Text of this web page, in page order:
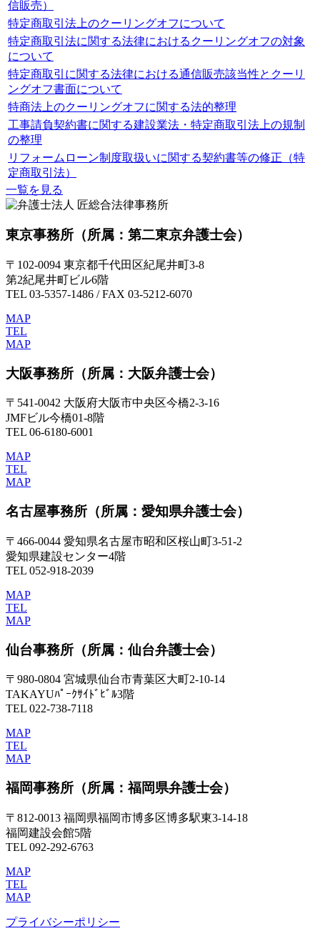
信販売）
特定商取引法上のクーリングオフについて
特定商取引法に関する法律におけるクーリングオフの対象
について
特定商取引に関する法律における通信販売該当性とクーリ
ングオフ書面について
特商法上のクーリングオフに関する法的整理
工事請負契約書に関する建設業法・特定商取引法上の規制
の整理
リフォームローン制度取扱いに関する契約書等の修正（特
定商取引法）
一覧を見る
東京事務所 （所属：第二東京弁護士会）
〒102-0094 東京都千代田区紀尾井町3-8
第2紀尾井町ビル6階
TEL 03-5357-1486 / FAX 03-5212-6070
MAP
TEL
MAP
大阪事務所 （所属：大阪弁護士会）
〒541-0042 大阪府大阪市中央区今橋2-3-16
JMFビル今橋01-8階
TEL 06-6180-6001
MAP
TEL
MAP
名古屋事務所 （所属：愛知県弁護士会）
〒466-0044 愛知県名古屋市昭和区桜山町3-51-2
愛知県建設センター4階
TEL 052-918-2039
MAP
TEL
MAP
仙台事務所 （所属：仙台弁護士会）
〒980-0804 宮城県仙台市青葉区大町2-10-14
TAKAYUﾊﾟｰｸｻｲﾄﾞﾋﾞﾙ3階
TEL 022-738-7118
MAP
TEL
MAP
福岡事務所 （所属：福岡県弁護士会）
〒812-0013 福岡県福岡市博多区博多駅東3-14-18
福岡建設会館5階
TEL 092-292-6763
MAP
TEL
MAP
プライバシーポリシー